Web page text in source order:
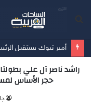
حجر الأساس